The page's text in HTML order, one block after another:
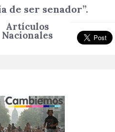
de ser senador”.
Artículos
Nacionales